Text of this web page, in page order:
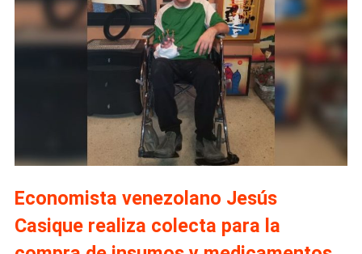
Economista venezolano Jesús
Casique realiza colecta para la